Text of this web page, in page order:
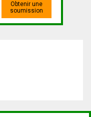
Obtenir une
soumission